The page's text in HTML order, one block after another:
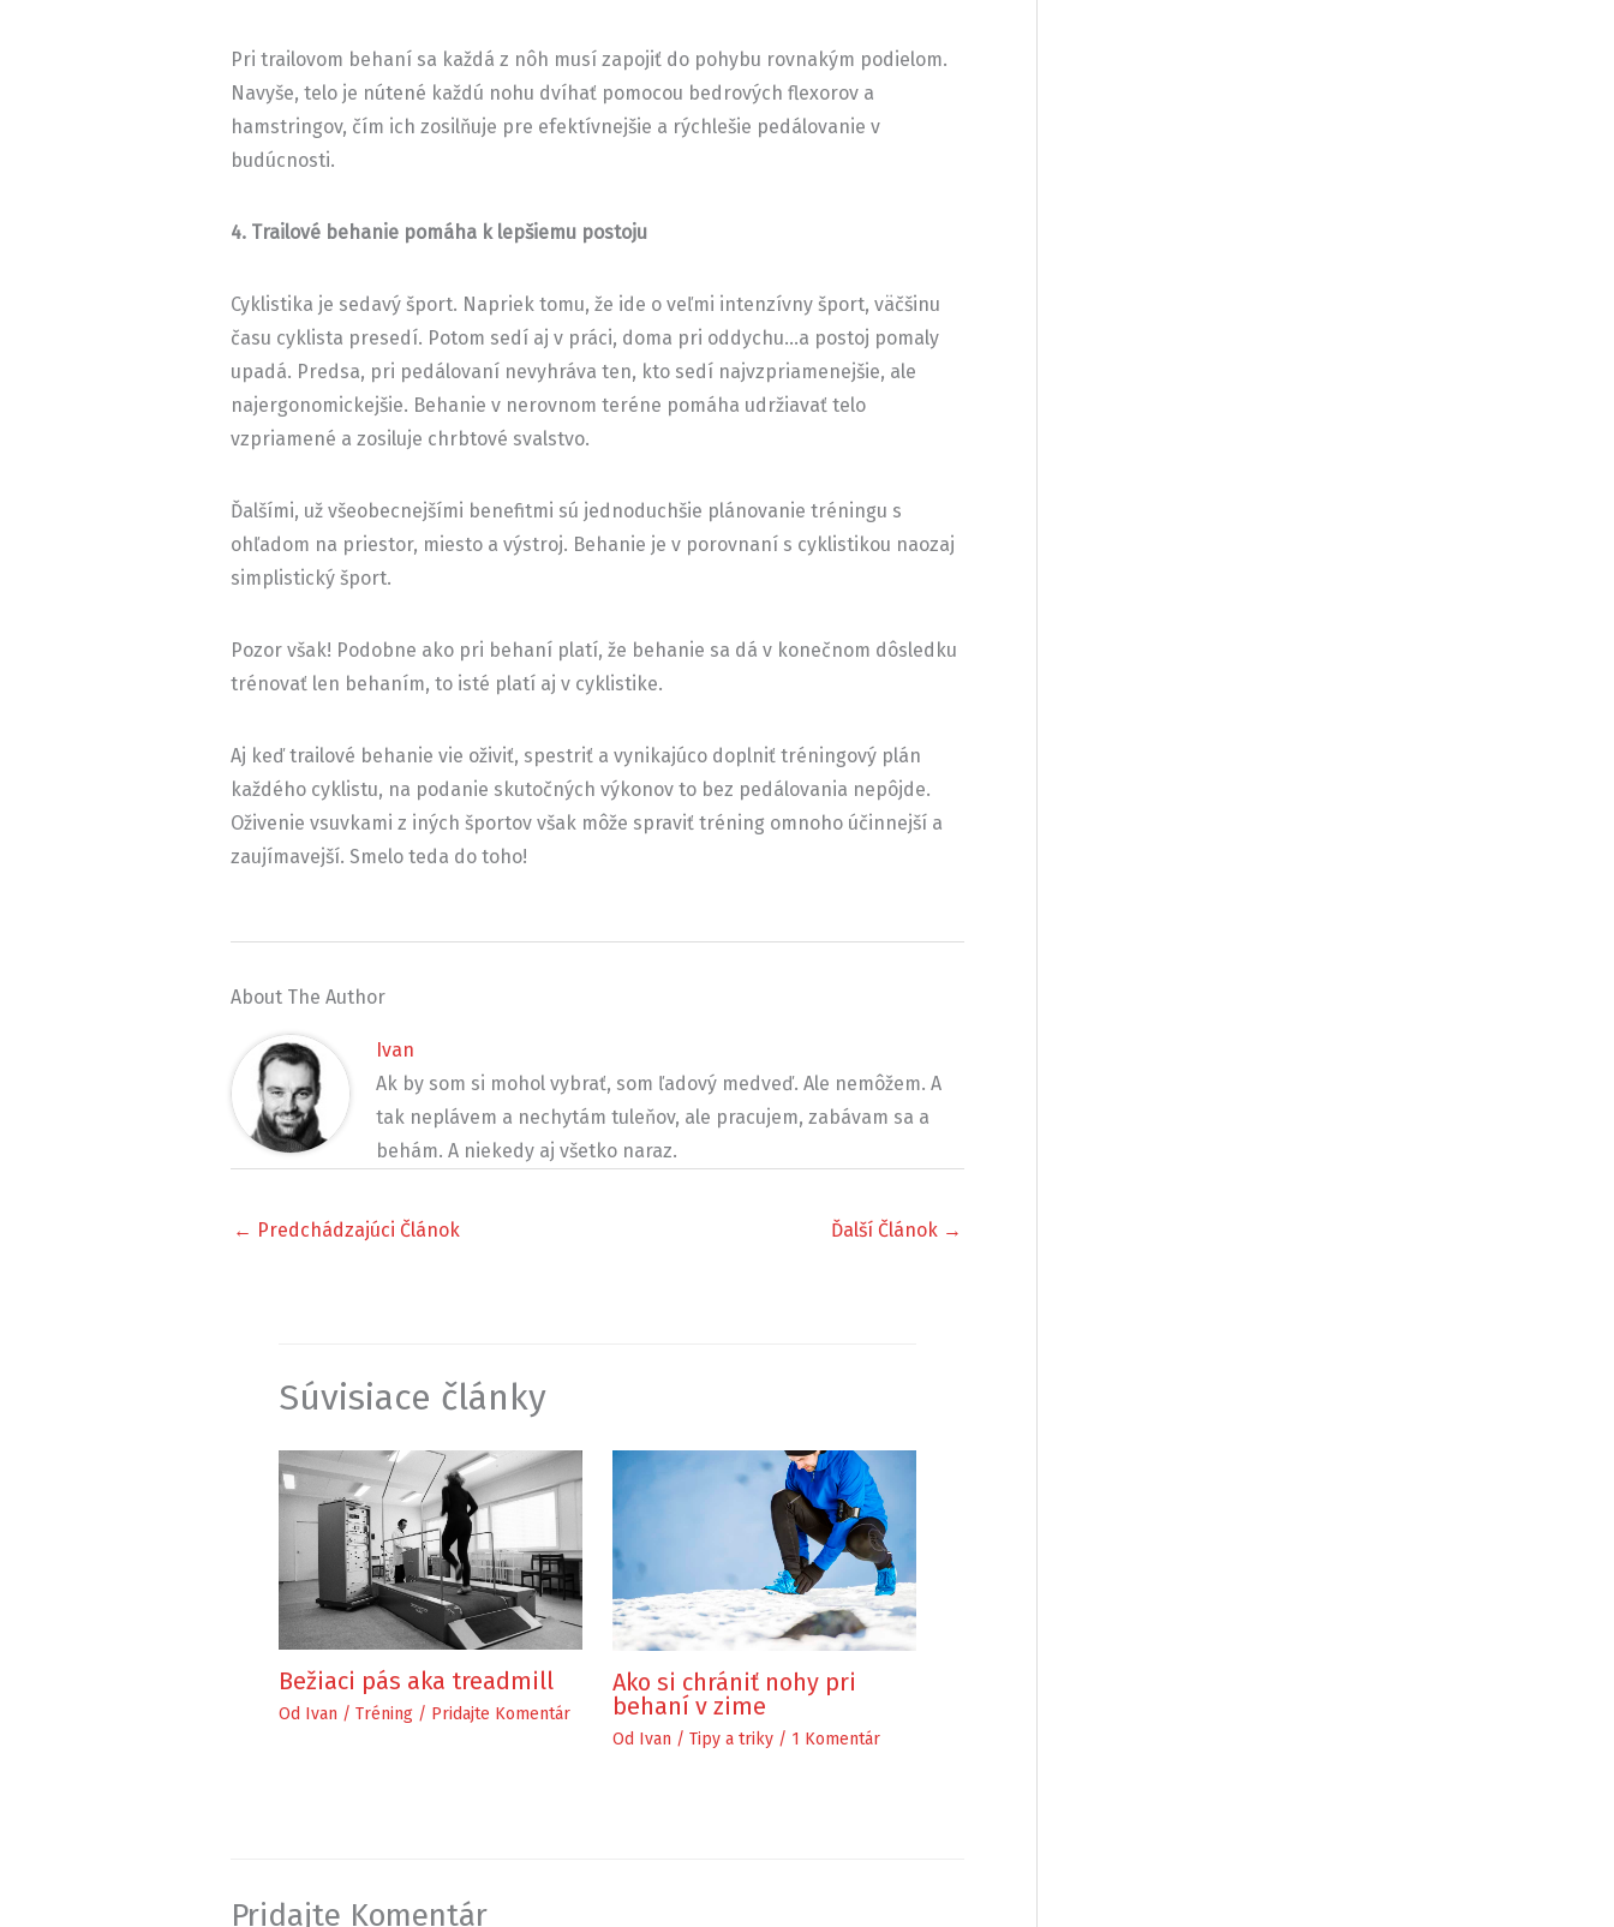
Pri trailovom behaní sa každá z nôh musí zapojiť do pohybu rovnakým podielom.
Navyše, telo je nútené každú nohu dvíhať pomocou bedrových flexorov a
hamstringov, čím ich zosilňuje pre efektívnejšie a rýchlešie pedálovanie v
budúcnosti.
4. Trailové behanie pomáha k lepšiemu postoju
Cyklistika je sedavý šport. Napriek tomu, že ide o veľmi intenzívny šport, väčšinu
času cyklista presedí. Potom sedí aj v práci, doma pri oddychu…a postoj pomaly
upadá. Predsa, pri pedálovaní nevyhráva ten, kto sedí najvzpriamenejšie, ale
najergonomickejšie. Behanie v nerovnom teréne pomáha udržiavať telo
vzpriamené a zosiluje chrbtové svalstvo.
Ďalšími, už všeobecnejšími benefitmi sú jednoduchšie plánovanie tréningu s
ohľadom na priestor, miesto a výstroj. Behanie je v porovnaní s cyklistikou naozaj
simplistický šport.
Pozor však! Podobne ako pri behaní platí, že behanie sa dá v konečnom dôsledku
trénovať len behaním, to isté platí aj v cyklistike.
Aj keď trailové behanie vie oživiť, spestriť a vynikajúco doplniť tréningový plán
každého cyklistu, na podanie skutočných výkonov to bez pedálovania nepôjde.
Oživenie vsuvkami z iných športov však môže spraviť tréning omnoho účinnejší a
zaujímavejší. Smelo teda do toho!
About The Author
Ivan
Ak by som si mohol vybrať, som ľadový medveď. Ale nemôžem. A
tak neplávem a nechytám tuleňov, ale pracujem, zabávam sa a
behám. A niekedy aj všetko naraz.
← Predchádzajúci Článok Ďalší Článok →
Súvisiace články
Bežiaci pás aka treadmill
Od Ivan / Tréning / Pridajte Komentár
Ako si chrániť nohy pri
behaní v zime
Od Ivan / Tipy a triky / 1 Komentár
Pridajte Komentár